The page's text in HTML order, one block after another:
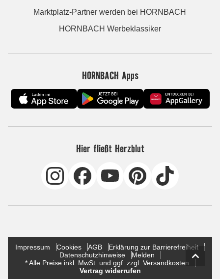
Marktplatz-Partner werden bei HORNBACH
HORNBACH Werbeklassiker
HORNBACH Apps
Hier fließt Herzblut
Impressum Cookies AGB
Erklärung zur Barrierefreiheit
Datenschutzhinweise
Melden
* Alle Preise inkl. MwSt. und ggf. zzgl. Versandkosten
Vertrag widerrufen